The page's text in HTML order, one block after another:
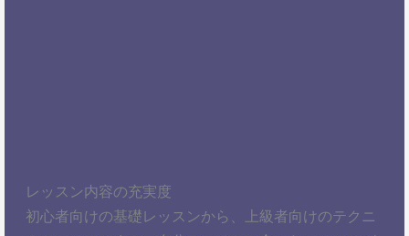
レッスン内容の充実度
初心者向けの基礎レッスンから、上級者向けのテクニ